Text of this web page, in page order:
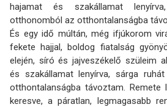
hajamat és szakállamat
otthonomból az otthontalanságba
És egy idő múltán, még ifjúkorom
fekete hajjal, boldog fiatalság
elején, síró és jajveszékelő szüleim
és szakállamat lenyírva, sárga
otthontalanságba távoztam.
keresve, a páratlan, legmagasabb